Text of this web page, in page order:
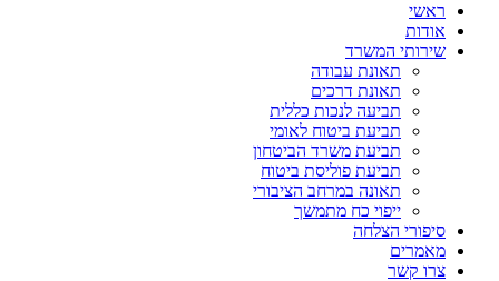
ראשי
אודות
שירותי המשרד
תאונת עבודה
תאונת דרכים
תביעה לנכות כללית
תביעת ביטוח לאומי
תביעת משרד הביטחון
תביעת פוליסת ביטוח
תאונה במרחב הציבורי
ייפוי כח מתמשך
סיפורי הצלחה
מאמרים
צרו קשר